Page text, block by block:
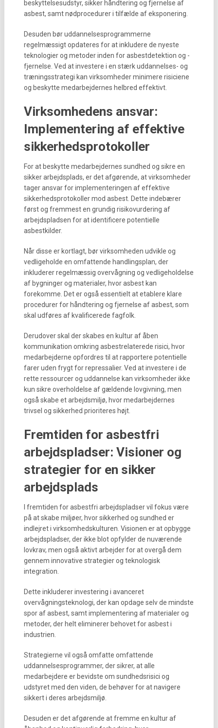
beskyttelsesudstyr, sikker håndtering og fjernelse af
asbest, samt nødprocedurer i tilfælde af eksponering.
Desuden bør uddannelsesprogrammerne
regelmæssigt opdateres for at inkludere de nyeste
teknologier og metoder inden for asbestdetektion og -
fjernelse. Ved at investere i en stærk uddannelses- og
træningsstrategi kan virksomheder minimere risiciene
og beskytte medarbejdernes helbred effektivt.
Virksomhedens ansvar:
Implementering af effektive
sikkerhedsprotokoller
For at beskytte medarbejdernes sundhed og sikre en
sikker arbejdsplads, er det afgørende, at virksomheder
tager ansvar for implementeringen af effektive
sikkerhedsprotokoller mod asbest. Dette indebærer
først og fremmest en grundig risikovurdering af
arbejdspladsen for at identificere potentielle
asbestkilder.
Når disse er kortlagt, bør virksomheden udvikle og
vedligeholde en omfattende handlingsplan, der
inkluderer regelmæssig overvågning og vedligeholdelse
af bygninger og materialer, hvor asbest kan
forekomme. Det er også essentielt at etablere klare
procedurer for håndtering og fjernelse af asbest, som
skal udføres af kvalificerede fagfolk.
Derudover skal der skabes en kultur af åben
kommunikation omkring asbestrelaterede risici, hvor
medarbejderne opfordres til at rapportere potentielle
farer uden frygt for repressalier. Ved at investere i de
rette ressourcer og uddannelse kan virksomheder ikke
kun sikre overholdelse af gældende lovgivning, men
også skabe et arbejdsmiljø, hvor medarbejdernes
trivsel og sikkerhed prioriteres højt.
Fremtiden for asbestfri
arbejdspladser: Visioner og
strategier for en sikker
arbejdsplads
I fremtiden for asbestfri arbejdspladser vil fokus være
på at skabe miljøer, hvor sikkerhed og sundhed er
indlejret i virksomhedskulturen. Visionen er at opbygge
arbejdspladser, der ikke blot opfylder de nuværende
lovkrav, men også aktivt arbejder for at overgå dem
gennem innovative strategier og teknologisk
integration.
Dette inkluderer investering i avanceret
overvågningsteknologi, der kan opdage selv de mindste
spor af asbest, samt implementering af materialer og
metoder, der helt eliminerer behovet for asbest i
industrien.
Strategierne vil også omfatte omfattende
uddannelsesprogrammer, der sikrer, at alle
medarbejdere er bevidste om sundhedsrisici og
udstyret med den viden, de behøver for at navigere
sikkert i deres arbejdsmiljø.
Desuden er det afgørende at fremme en kultur af